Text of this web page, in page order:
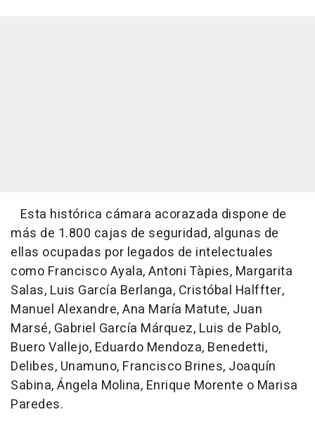
Esta histórica cámara acorazada dispone de
más de 1.800 cajas de seguridad, algunas de
ellas ocupadas por legados de intelectuales
como Francisco Ayala, Antoni Tàpies, Margarita
Salas, Luis García Berlanga, Cristóbal Halffter,
Manuel Alexandre, Ana María Matute, Juan
Marsé, Gabriel García Márquez, Luis de Pablo,
Buero Vallejo, Eduardo Mendoza, Benedetti,
Delibes, Unamuno, Francisco Brines, Joaquín
Sabina, Ángela Molina, Enrique Morente o Marisa
Paredes.